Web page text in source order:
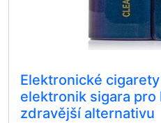
Elektronické
elektronik sigara pro
zdravější alternativu